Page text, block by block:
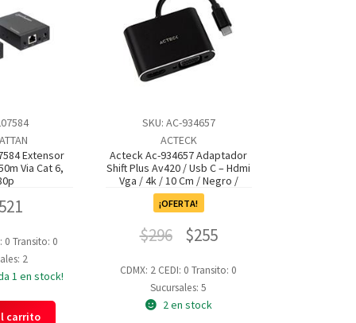
Extensor
Via Cat 6,
0Transito: 0
2
1 en stock!
carrito
SKU: AC-934657
ACTECK
Acteck Ac-934657 Adaptador
Shift Plus Av420 / Usb C – Hdmi
Vga / 4k / 10 Cm / Negro /
¡OFERTA!
$296 $255
CDMX: 2 CEDI: 0Transito: 0
Sucursales: 5
2 en stock